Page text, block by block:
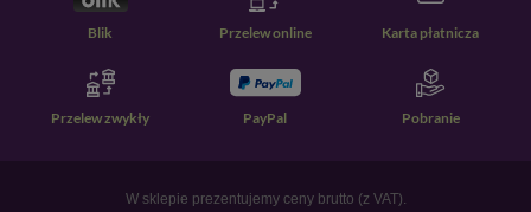
Blik Przelew online Karta płatnicza
Przelew zwykły PayPal Pobranie
W sklepie prezentujemy ceny brutto (z VAT).